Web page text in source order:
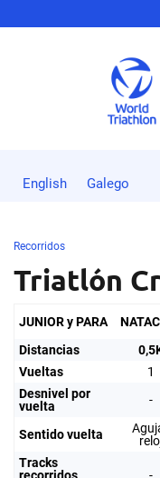
English Galego
Recorridos
Triatlón
JUNIOR y PARA
Distancias
Vueltas
1
Desnivel por
vuelta
-
Sentido vuelta
Tracks